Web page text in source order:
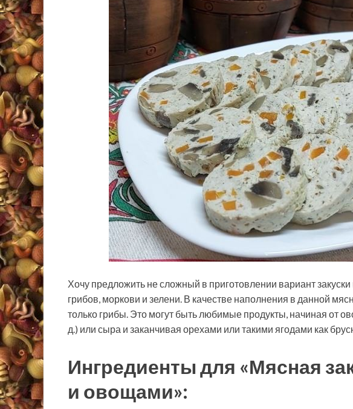
Хочу предложить не сложный в приготовлении вариант
грибов, моркови и зелени. В качестве наполнения в данной
только грибы. Это могут быть любимые продукты, начиная от
д.) или сыра и заканчивая орехами или такими ягодами как
Ингредиенты для «Мясная
и овощами»: